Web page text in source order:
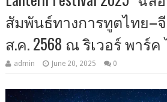
สัมพันธ์ทางการทูตไทย–จี
ส.ค. 2568 ณ ริเวอร์ พาร์
admin June 20, 2025 0